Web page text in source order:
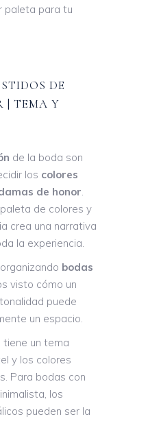
paleta para tu
DE
| TEMA Y
de la boda son
los colores
de honor.
de colores y
crea una narrativa
la experiencia.
bodas
visto cómo un
puede
un espacio.
tiene un tema
y los colores
Para bodas con
los
pueden ser la